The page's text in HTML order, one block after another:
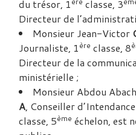
du trésor, 1
classe, 3
Directeur de
Monsieur Jean-Victor
Journaliste, 1ère classe, 8
Directeur de la
ministérielle ;
Monsieur Abdou Abach
A, Conseiller
classe, 5ème échelon, est